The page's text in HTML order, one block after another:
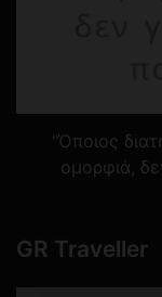
"Όποιος
ομορφιά,
GR Traveller